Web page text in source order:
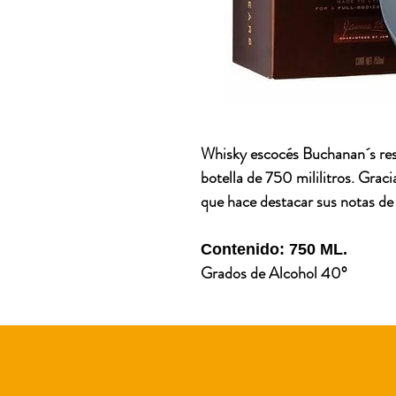
Whisky escocés Buchanan´s
botella de 750 mililitros.
que hace destacar sus notas
Contenido: 750 ML.
Grados de Alcohol 40°